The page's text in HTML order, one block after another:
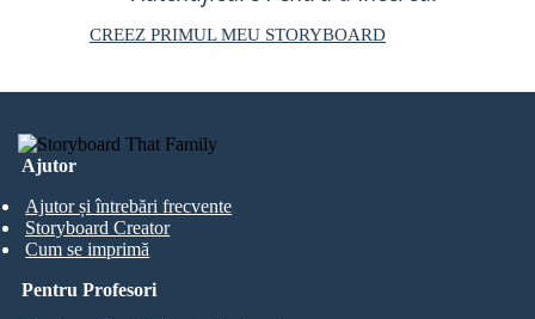
CREEZ PRIMUL MEU STORYBOARD
Ajutor
Ajutor și întrebări frecvente
Storyboard Creator
Cum se imprimă
Pentru Profesori